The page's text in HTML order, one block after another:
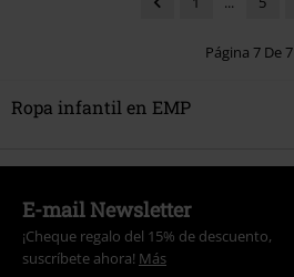
Página 7 De 7
Ropa infantil en EMP
E-mail Newsletter
¡Cheque regalo del 15% de descuento,
suscríbete ahora! Más